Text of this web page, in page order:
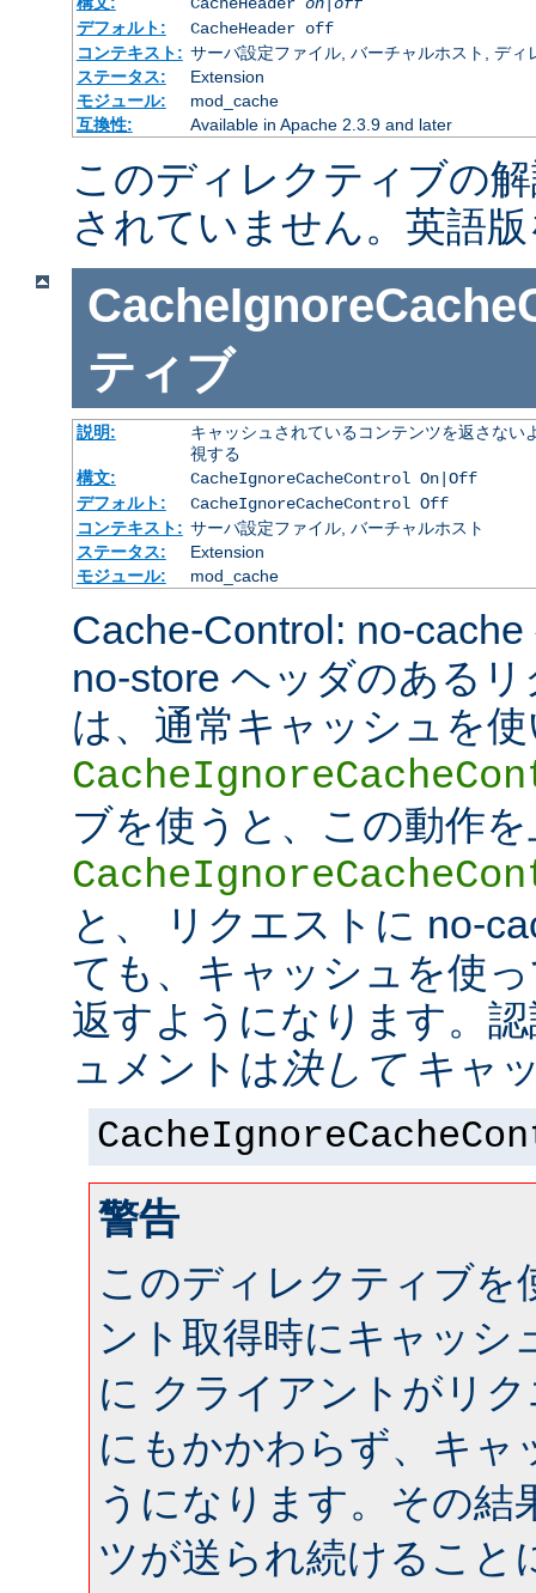
デフォルト:
CacheHeader off
コンテキスト: サーバ設定ファイル, バーチャルホスト, ディ
ステータス:
Extension
モジュール:
mod_cache
互換性:
Available in Apache 2.3.9 and later
このディレクティブの
されていません。英語
ティブ
説明:
キャッシュされているコンテンツを返さな
視する
構文:
CacheIgnoreCacheControl On|Off
デフォルト:
CacheIgnoreCacheControl Off
コンテキスト: サーバ設定ファイル, バーチャルホスト
ステータス:
Extension
モジュール:
mod_cache
Cache-Control: no-
no-store ヘッダのある
は、通常キャッシュを
ブを使うと、この動作
と、 リクエストに no-
ても、キャッシュを使
返すようになります。
ュメントは 決してキャ
警告
このディレクティブを
ント取得時にキャッシ
に クライアントがリ
にもかかわらず、キャ
うになります。その結
ツが送られ続けること